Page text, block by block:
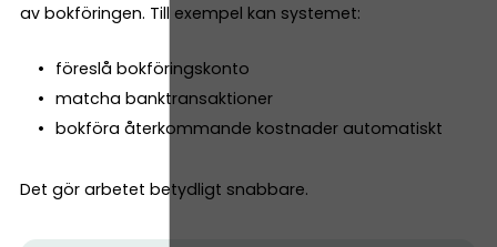
av bokföringen. Till exempel kan systemet:
föreslå bokföringskonto
matcha banktransaktioner
bokföra återkommande kostnader automatiskt
Det gör arbetet betydligt snabbare.